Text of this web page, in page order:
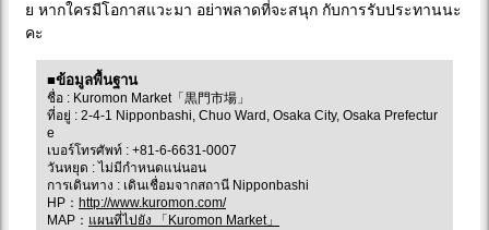
ย หากใครมีโอกาสแวะมา อย่าพลาดที่จะสนุก กับการรับประทานนะ
คะ
■ข้อมูลพื้นฐาน
ชื่อ : Kuromon Market「黒門市場」
ที่อยู่ : 2-4-1 Nipponbashi, Chuo Ward, Osaka City, Osaka Prefectur
e
เบอร์โทรศัพท์ : +81-6-6631-0007
วันหยุด : ไม่มีกำหนดแน่นอน
การเดินทาง : เดินเชื่อมจากสถานี Nipponbashi
HP： http://www.kuromon.com/
MAP： แผนที่ไปยัง 「Kuromon Market」